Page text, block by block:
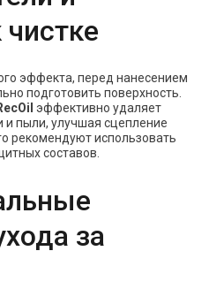
чистке
эффекта, перед нанесением
подготовить поверхность.
эффективно удаляет
и пыли, улучшая сцепление
рекомендуют использовать
составов.
за